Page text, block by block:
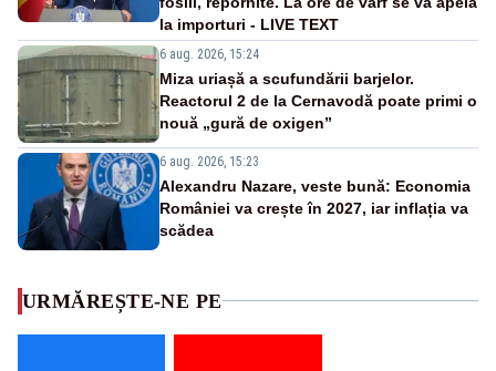
la importuri - LIVE TEXT
6 aug. 2026, 15:24
Miza uriașă a scufundării barjelor.
Reactorul 2 de la Cernavodă poate primi o
nouă „gură de oxigen”
6 aug. 2026, 15:23
Alexandru Nazare, veste bună: Economia
României va crește în 2027, iar inflația va
scădea
URMĂREȘTE-NE PE